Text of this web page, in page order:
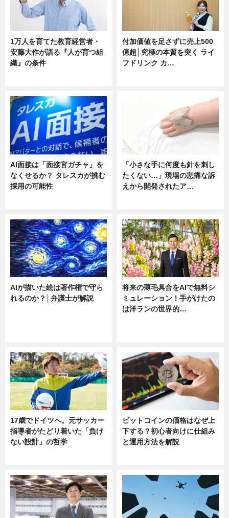
1万人を育てた教育経営者・
安藤大作が語る『人が育つ組
織』の条件
付加価値を足さずに売上500
億超│究極の本質を突く ライ
フドリンク カ…
AI面接は「面接官ガチャ」を
なくせるか？ タレスカが挑む
採用の可能性
「小さな手に何度も針を刺し
たくない…」現場の悲痛な訴
えから開発されたア…
AIが描いた絵は著作権で守ら
れるのか？│弁護士が解説
将来の薄毛具合をAIで無料シ
ミュレーション！手がけたの
は洋ランの世界的…
17歳でドイツへ。元サッカー
指導者がたどり着いた「負け
ない設計」の哲学
ビットコインの価格はなぜ上
下する？初心者向けに仕組み
と運用方法を解説